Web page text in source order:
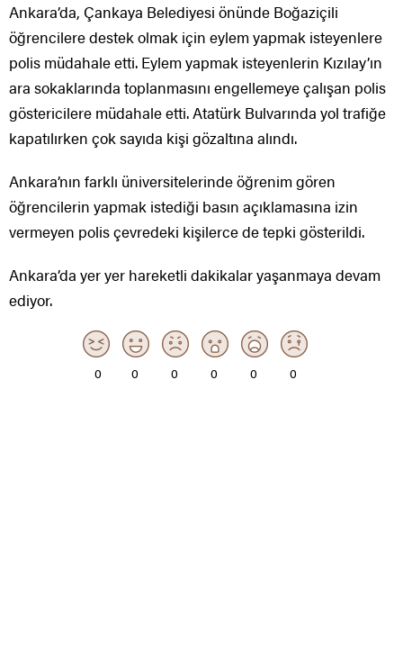
Ankara’da, Çankaya Belediyesi önünde Boğaziçili
öğrencilere destek olmak için eylem yapmak isteyenlere
polis müdahale etti. Eylem yapmak isteyenlerin Kızılay’ın
ara sokaklarında toplanmasını engellemeye çalışan polis
göstericilere müdahale etti. Atatürk Bulvarında yol trafiğe
kapatılırken çok sayıda kişi gözaltına alındı.
Ankara’nın farklı üniversitelerinde öğrenim gören
öğrencilerin yapmak istediği basın açıklamasına izin
vermeyen polis çevredeki kişilerce de tepki gösterildi.
Ankara’da yer yer hareketli dakikalar yaşanmaya devam
ediyor.
0 0 0 0 0 0